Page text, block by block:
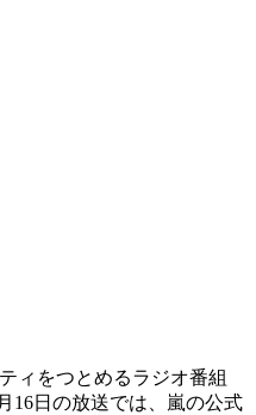
ィをつとめるラジオ番組
16日の放送では、嵐の公式